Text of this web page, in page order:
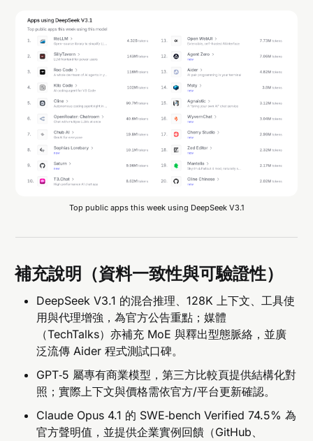
Top public apps this week using DeepSeek V3.1
補充說明（資料一致性與可驗證性）
DeepSeek V3.1 的混合推理、128K 上下文、工具使
用與代理增強，為官方公告重點；媒體
（TechTalks）亦補充 MoE 與釋出型態脈絡，並廣
泛流傳 Aider 程式測試口碑。
GPT‑5 屬專有商業模型，第三方比較頁提供結構化對
照；實際上下文與價格需依官方/平台更新確認。
Claude Opus 4.1 的 SWE‑bench Verified 74.5% 為
官方聲明值，並提供企業實例回饋（GitHub、